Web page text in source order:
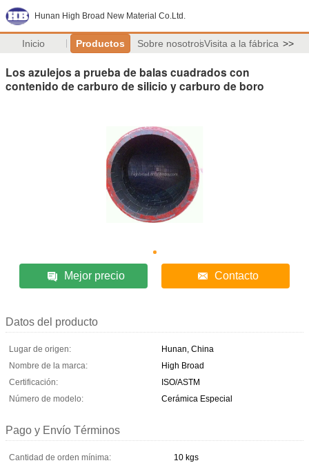
Hunan High Broad New Material Co.Ltd.
Inicio Productos Sobre nosotrosVisita a la fábrica >>
Los azulejos a prueba de balas cuadrados con
contenido de carburo de silicio y carburo de boro
Mejor precio Contacto
Datos del producto
Lugar de origen:
Hunan, China
Nombre de la marca:
High Broad
Certificación:
ISO/ASTM
Número de modelo:
Cerámica Especial
Pago y Envío Términos
Cantidad de orden mínima:
10 kgs